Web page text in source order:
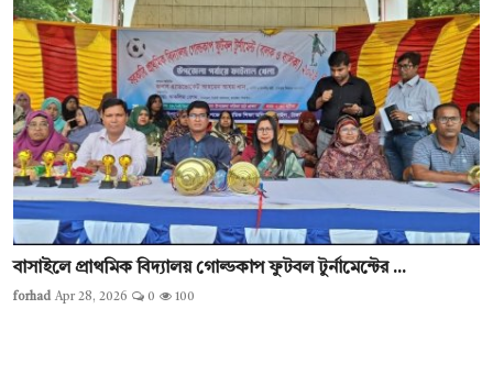
বাসাইলে প্রাথমিক বিদ্যালয় গোল্ডকাপ ফুটবল টুর্নামেন্টের ...
forhad Apr 28, 2026 0 100